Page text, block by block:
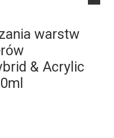
warstw
& Acrylic